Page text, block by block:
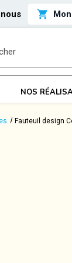
shopping_cart
NOS
Fauteuil design